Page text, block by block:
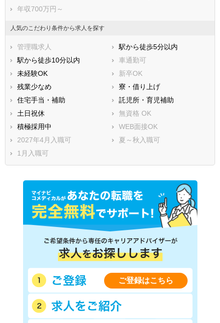
年収700万円～
人気のこだわり条件から求人を探す
管理職求人
駅から徒歩5分以内
駅から徒歩10分以内
車通勤可
未経験OK
新卒OK
残業少なめ
寮・借り上げ
住宅手当・補助
託児所・育児補助
土日祝休
無資格 OK
積極採用中
WEB面接OK
2027年4月入職可
夏～秋入職可
1月入職可
ご登録はこちら